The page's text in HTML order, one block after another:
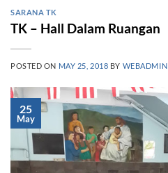
SARANA TK
TK – Hall Dalam Ruangan
POSTED ON MAY 25, 2018 BY WEBADMIN
25
May